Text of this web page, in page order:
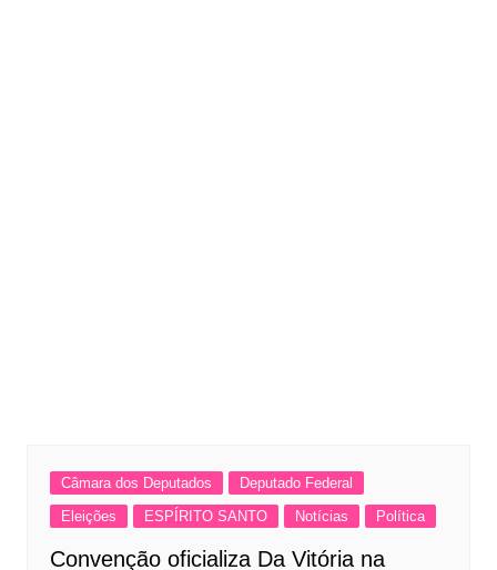
Câmara dos Deputados
Deputado Federal
Eleições
ESPÍRITO SANTO Notícias Política
Convenção oficializa Da Vitória na